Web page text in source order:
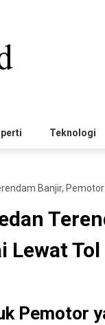
Teknologi
Banjir,
Lewat Tol
Pemotor